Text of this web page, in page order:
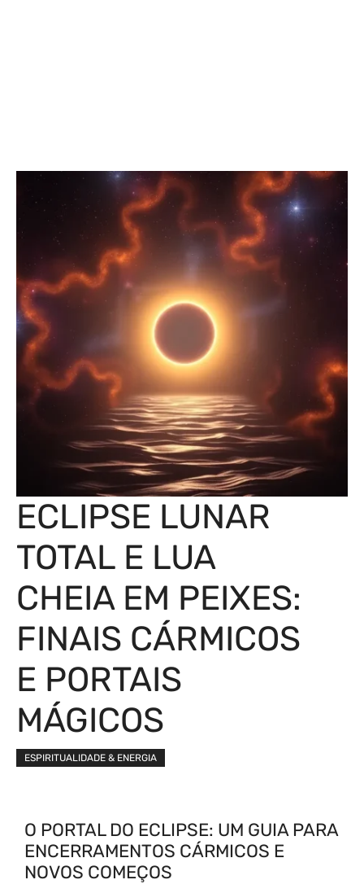
ECLIPSE LUNAR
TOTAL E LUA
CHEIA EM PEIXES:
FINAIS CÁRMICOS
E PORTAIS
MÁGICOS
ESPIRITUALIDADE & ENERGIA
O PORTAL DO ECLIPSE: UM GUIA PARA
ENCERRAMENTOS CÁRMICOS E
NOVOS COMEÇOS